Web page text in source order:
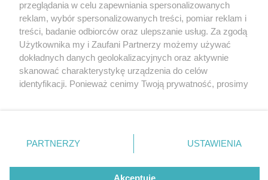
1 / 0
Nie zapomnij
zapoznać się z:
polityką prywatności regulamin korzystania z portali
Twojemiasto
Piekary Śląskie
Chorzów
Tarnowskie Góry
Gliwice
Skontakuj sięz nami
Kontakt
Wydawca
Redakcja
przeglądania w celu zapewniania spersonalizowanych
reklam, wybór spersonalizowanych treści, pomiar reklam i
treści, badanie odbiorców oraz ulepszanie usług. Za zgodą
Użytkownika my i Zaufani Partnerzy możemy używać
dokładnych danych geolokalizacyjnych oraz aktywnie
skanować charakterystykę urządzenia do celów
identyfikacji. Ponieważ cenimy Twoją prywatność, prosimy
prywatności znajdujący się w lewym dolnym rogu strony
. Niektóre rodzaje przetwarzania danych nie wymagają
zgody użytkownika, ale masz prawo sprzeciwić się
takiemu przetwarzaniu. Preferencje będą miały
PARTNERZY USTAWIENIA
Akceptuję